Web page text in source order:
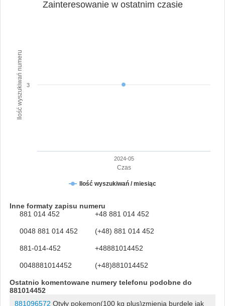
Czas
Ilość wyszukiwań numeru
Zainteresowanie w ostatnim czasie
Ilość wyszukiwań / miesiąc
2024-05
3
Inne formaty zapisu numeru
881 014 452
+48 881 014 452
0048 881 014 452 (+48) 881 014 452
881-014-452 +48881014452
0048881014452 (+48)881014452
Ostatnio komentowane numery telefonu podobne do
881014452
881096572 Otyły pokemon(100 kg plus)zmienia burdele jak